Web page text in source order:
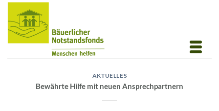
Inhalt
springen
AKTUELLES
Bewährte Hilfe mit neuen Ansprechpartnern